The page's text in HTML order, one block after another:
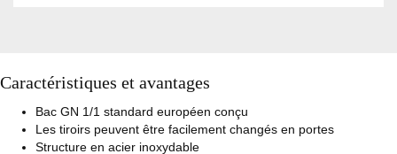
Caractéristiques et avantages
Bac GN 1/1 standard européen conçu
Les tiroirs peuvent être facilement changés en portes
Structure en acier inoxydable